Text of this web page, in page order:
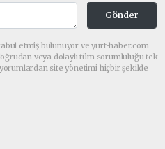
Gönder
etmiş bulunuyor ve yurt-haber.com
veya dolaylı tüm sorumluluğu tek
yorumlardan site yönetimi hiçbir şekilde